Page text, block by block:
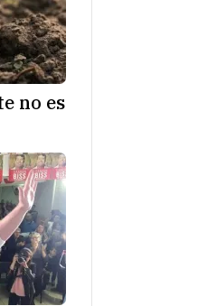
no es